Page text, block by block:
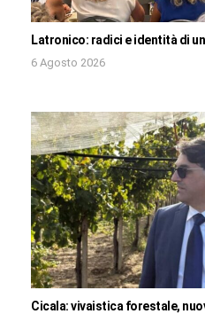
Latronico: radici e identità di
6 Agosto 2026
Cicala: vivaistica forestale,